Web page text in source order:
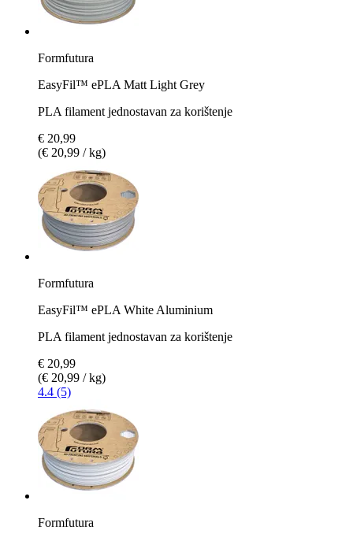
Formfutura
EasyFil™ ePLA Matt Light Grey
PLA filament jednostavan za korištenje
€ 20,99
(€ 20,99 / kg)
Formfutura
EasyFil™ ePLA White Aluminium
PLA filament jednostavan za korištenje
€ 20,99
(€ 20,99 / kg)
4.4 (5)
Formfutura